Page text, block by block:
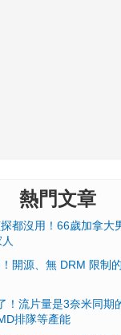
熱門文章
都沒用！66歲加拿大
開源、無 DRM 限制
！流片量是3奈米同期
排隊等產能